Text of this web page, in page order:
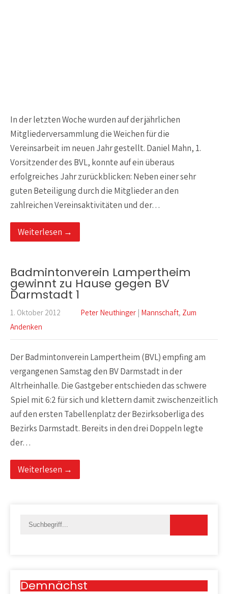
In der letzten Woche wurden auf der jährlichen
Mitgliederversammlung die Weichen für die
Vereinsarbeit im neuen Jahr gestellt. Daniel Mahn, 1.
Vorsitzender des BVL, konnte auf ein überaus
erfolgreiches Jahr zurückblicken: Neben einer sehr
guten Beteiligung durch die Mitglieder an den
zahlreichen Vereinsaktivitäten und der…
Weiterlesen →
Badmintonverein Lampertheim
gewinnt zu Hause gegen BV
Darmstadt 1
1. Oktober 2012 Peter Neuthinger | Mannschaft, Zum
Andenken
Der Badmintonverein Lampertheim (BVL) empfing am
vergangenen Samstag den BV Darmstadt in der
Altrheinhalle. Die Gastgeber entschieden das schwere
Spiel mit 6:2 für sich und klettern damit zwischenzeitlich
auf den ersten Tabellenplatz der Bezirksoberliga des
Bezirks Darmstadt. Bereits in den drei Doppeln legte
der…
Weiterlesen →
Demnächst